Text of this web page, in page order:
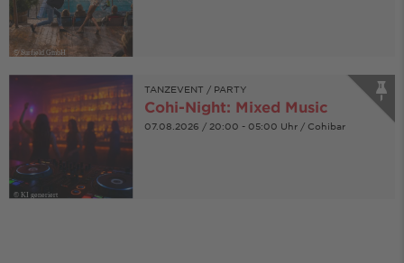
© Surfield GmbH
© KI generiert
TANZEVENT / PARTY
Cohi-Night: Mixed Music
07.08.2026 / 20:00 - 05:00 Uhr / Cohibar